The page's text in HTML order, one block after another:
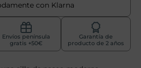
con Klarna
Envíos península
gratis +50€
Garantía de
producto de 2 años